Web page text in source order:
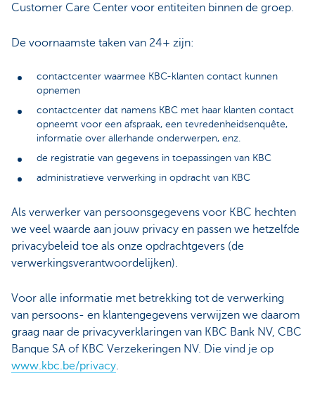
Customer Care Center voor entiteiten binnen de groep.
De voornaamste taken van 24+ zijn:
contactcenter waarmee KBC-klanten contact kunnen
opnemen
contactcenter dat namens KBC met haar klanten contact
opneemt voor een afspraak, een tevredenheidsenquête,
informatie over allerhande onderwerpen, enz.
de registratie van gegevens in toepassingen van KBC
administratieve verwerking in opdracht van KBC
Als verwerker van persoonsgegevens voor KBC hechten
we veel waarde aan jouw privacy en passen we hetzelfde
privacybeleid toe als onze opdrachtgevers (de
verwerkingsverantwoordelijken).
Voor alle informatie met betrekking tot de verwerking
van persoons- en klantengegevens verwijzen we daarom
graag naar de privacyverklaringen van KBC Bank NV, CBC
Banque SA of KBC Verzekeringen NV. Die vind je op
www.kbc.be/privacy.